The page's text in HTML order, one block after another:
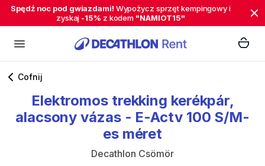
Spędź noc pod gwiazdami! Wypożycz sprzęt kempingowy i
zyskaj -15% z kodem "NAMIOT15"
Cofnij
Elektromos trekking kerékpár​,​
alacsony vázas - E-Actv 100 S​/​M-
es méret
Decathlon Csömör